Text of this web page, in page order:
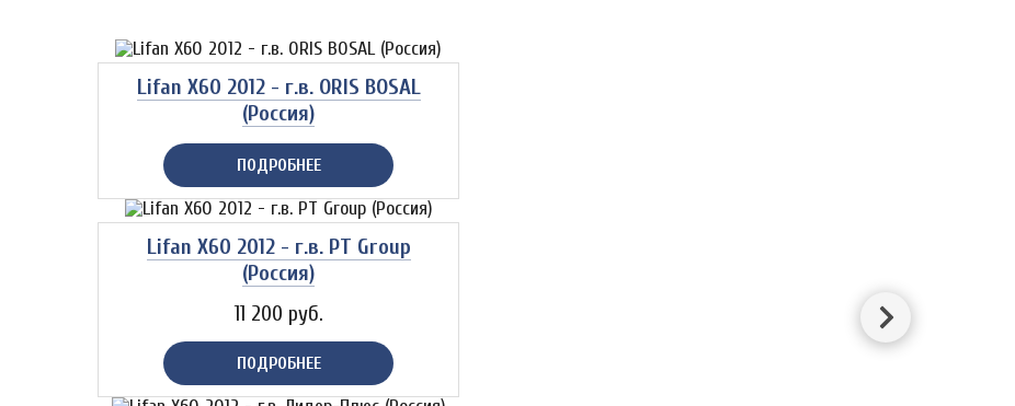
Lifan X60 2012 - г.в. ORIS BOSAL
(Россия)
ПОДРОБНЕЕ
Lifan X60 2012 - г.в. PT Group
(Россия)
11 200 руб.
ПОДРОБНЕЕ